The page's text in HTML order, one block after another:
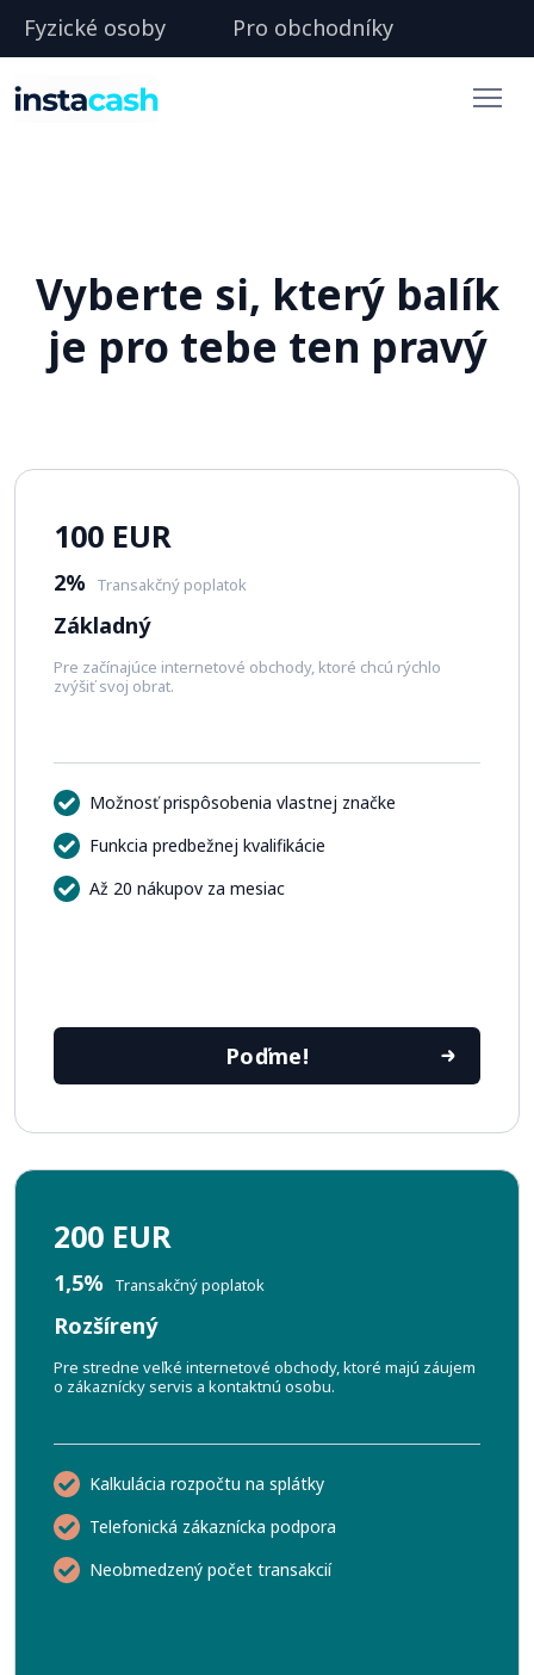
Fyzické osoby Pro obchodníky
Vyberte si, který balík
je pro tebe ten pravý
100 EUR
2% Transakčný poplatok
Základný
Pre začínajúce internetové obchody, ktoré chcú rýchlo
zvýšiť svoj obrat.
Možnosť prispôsobenia vlastnej značke
Funkcia predbežnej kvalifikácie
Až 20 nákupov za mesiac
Poďme!
200 EUR
1,5% Transakčný poplatok
Rozšírený
Pre stredne veľké internetové obchody, ktoré majú záujem
o zákaznícky servis a kontaktnú osobu.
Kalkulácia rozpočtu na splátky
Telefonická zákaznícka podpora
Neobmedzený počet transakcií